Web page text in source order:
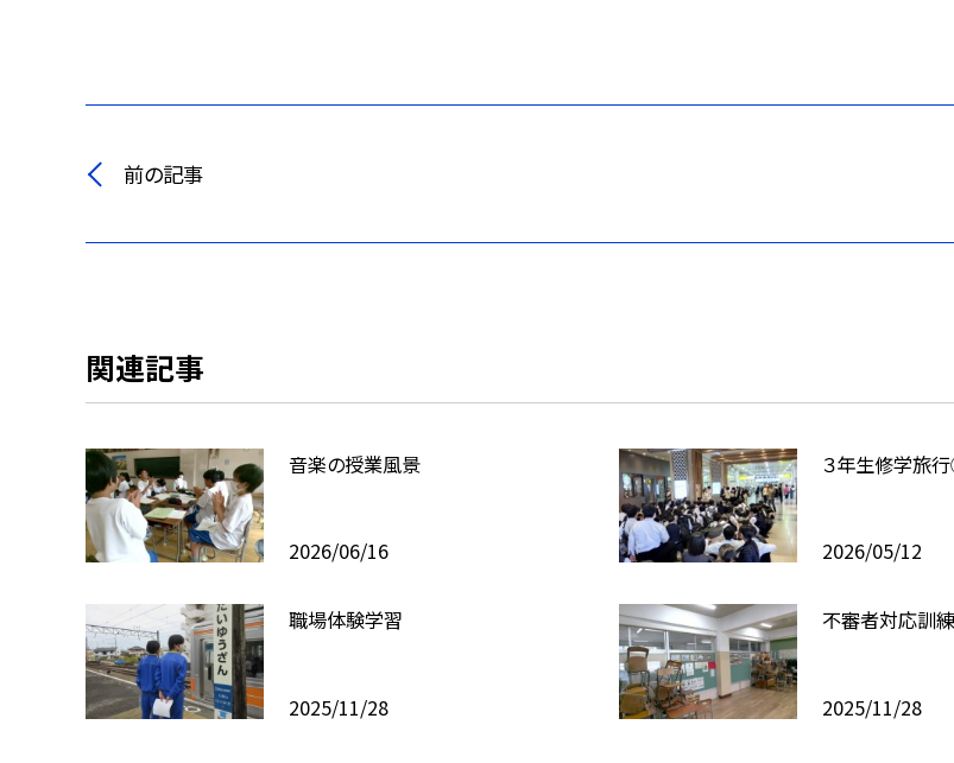
前の記事
関連記事
音楽の授業風景
2026/06/16
３年生修学旅
2026/05/12
職場体験学習
2025/11/28
不審者対応訓練
2025/11/28